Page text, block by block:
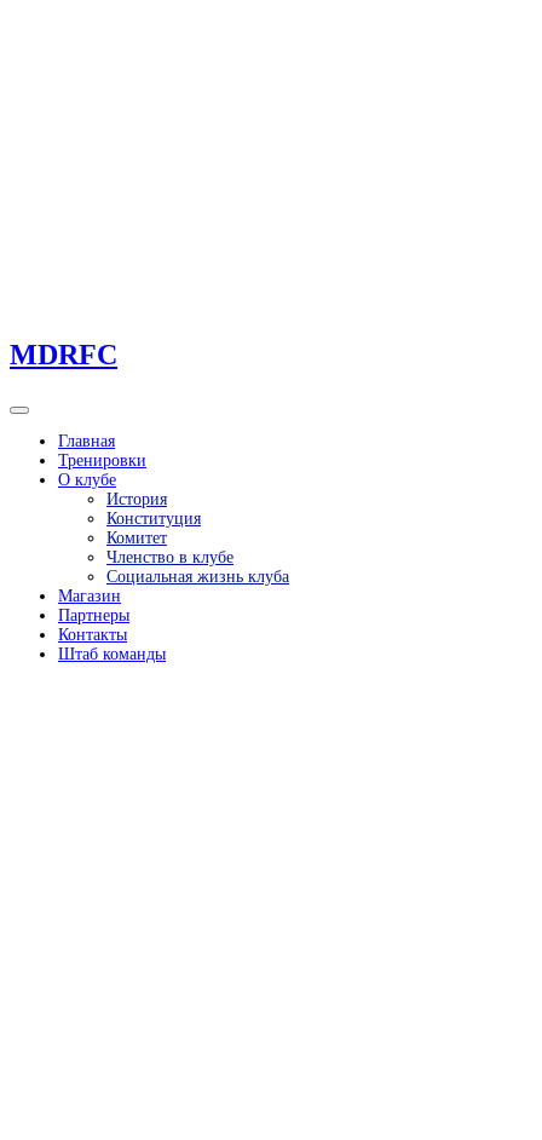
MDRFC
Главная
Тренировки
О клубе
История
Конституция
Комитет
Членство в клубе
Социальная жизнь клуба
Магазин
Партнеры
Контакты
Штаб команды